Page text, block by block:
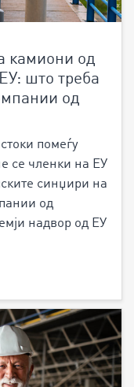
камиони од
што треба
од
помеѓу
се членки на ЕУ
синџири на
од
надвор од ЕУ